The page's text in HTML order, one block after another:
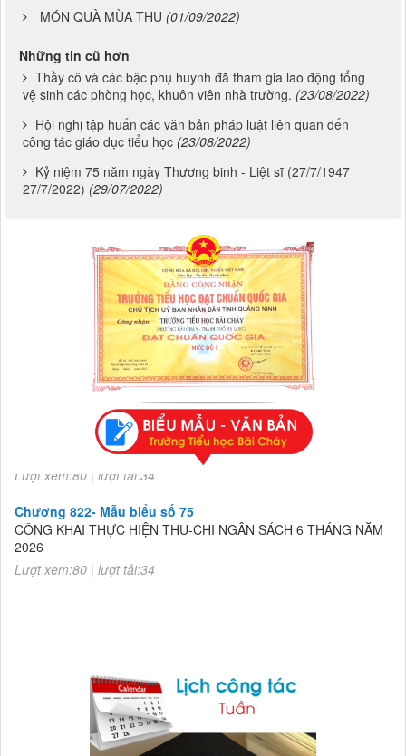
MÓN QUÀ MÙA THU (01/09/2022)
Những tin cũ hơn
Thầy cô và các bậc phụ huynh đã tham gia lao động tổng
vệ sinh các phòng học, khuôn viên nhà trường. (23/08/2022)
Hội nghị tập huấn các văn bản pháp luật liên quan đến
công tác giáo dục tiểu học (23/08/2022)
Kỷ niệm 75 năm ngày Thương binh - Liệt sĩ (27/7/1947 _
27/7/2022) (29/07/2022)
Chương 822- Mẫu biểu số 75
2026
Lượt xem:80 | lượt tải:34
Chương 822- Mẫu biểu số 75